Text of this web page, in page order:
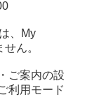
、My
ん。
ご案内の設
利用モード